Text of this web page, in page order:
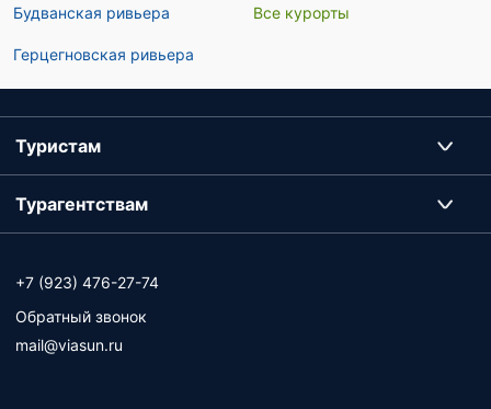
Будванская ривьера
Герцегновская ривьера
Все курорты
Туристам
Турагентствам
+7 (923) 476-27-74
Обратный звонок
mail@viasun.ru